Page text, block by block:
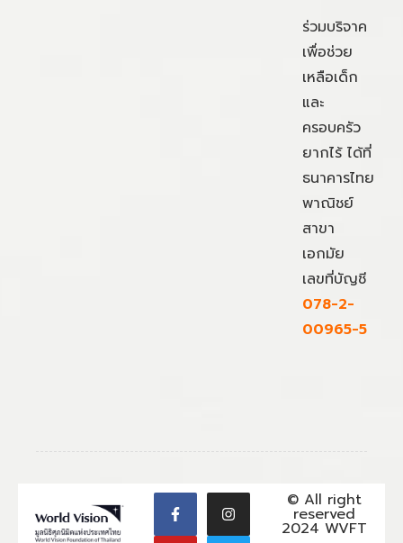
ร่วมบริจาค
เพื่อช่วย
เหลือเด็ก
และ
ครอบครัว
ยากไร้ ได้ที่
ธนาคารไทย
พาณิชย์
สาขา
เอกมัย
เลขที่บัญชี
078-2-
00965-5
© All right
reserved
2024 WVFT